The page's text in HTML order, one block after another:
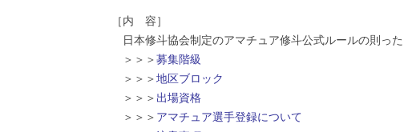
［内 容］
日本修斗協会制定のアマチュア修斗公式ルールの則
＞＞＞募集階級
＞＞＞地区ブロック
＞＞＞ 出場資格
＞＞＞ アマチュア選手登録について